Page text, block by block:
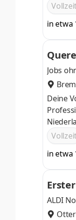
in etwa
Jobs
Deine
in etwa
ALDI